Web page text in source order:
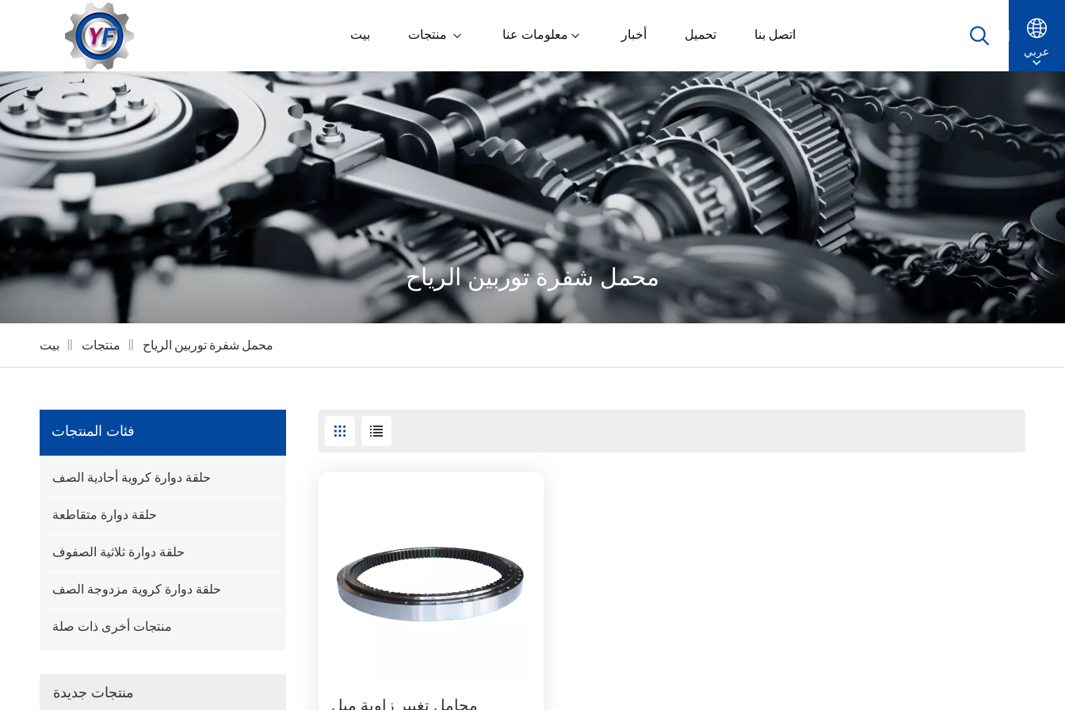
بيت معلومات عنا أخبار تحميل اتصل بنا
عربي
English
Português
عربي محمل شفرة توربين الرياح
بيت منتجات محمل شفرة توربين الرياح
فئات المنتجات
حلقة دوارة كروية أحادية الصف
حلقة دوارة متقاطعة
حلقة دوارة ثلاثية الصفوف
حلقة دوارة كروية مزدوجة الصف
منتجات أخرى ذات صلة
منتجات جديدة
محامل تغيير زاوية ميل